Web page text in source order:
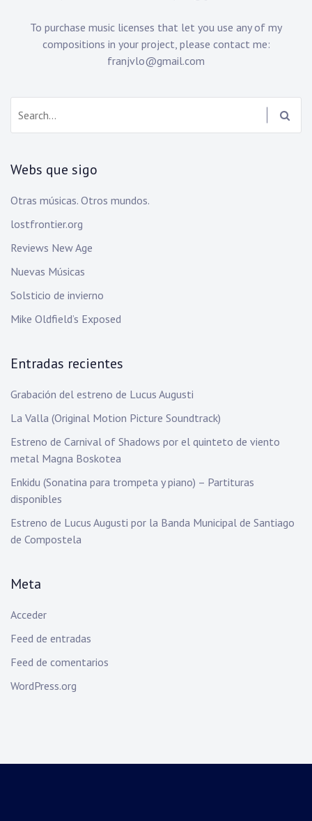
To purchase music licenses that let you use any of my
compositions in your project, please contact me:
franjvlo@gmail.com
Webs que sigo
Otras músicas. Otros mundos.
lostfrontier.org
Reviews New Age
Nuevas Músicas
Solsticio de invierno
Mike Oldfield’s Exposed
Entradas recientes
Grabación del estreno de Lucus Augusti
La Valla (Original Motion Picture Soundtrack)
Estreno de Carnival of Shadows por el quinteto de viento
metal Magna Boskotea
Enkidu (Sonatina para trompeta y piano) – Partituras
disponibles
Estreno de Lucus Augusti por la Banda Municipal de Santiago
de Compostela
Meta
Acceder
Feed de entradas
Feed de comentarios
WordPress.org